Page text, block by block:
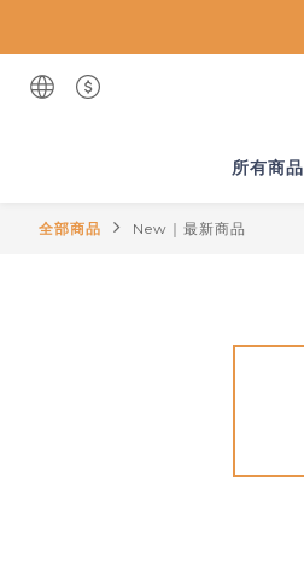
所有商品
全部商品 New｜最新商品